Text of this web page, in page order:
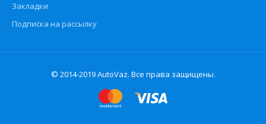
Закладки
Подписка на рассылку
© 2014-2019 AutoVaz. Все права защищены.